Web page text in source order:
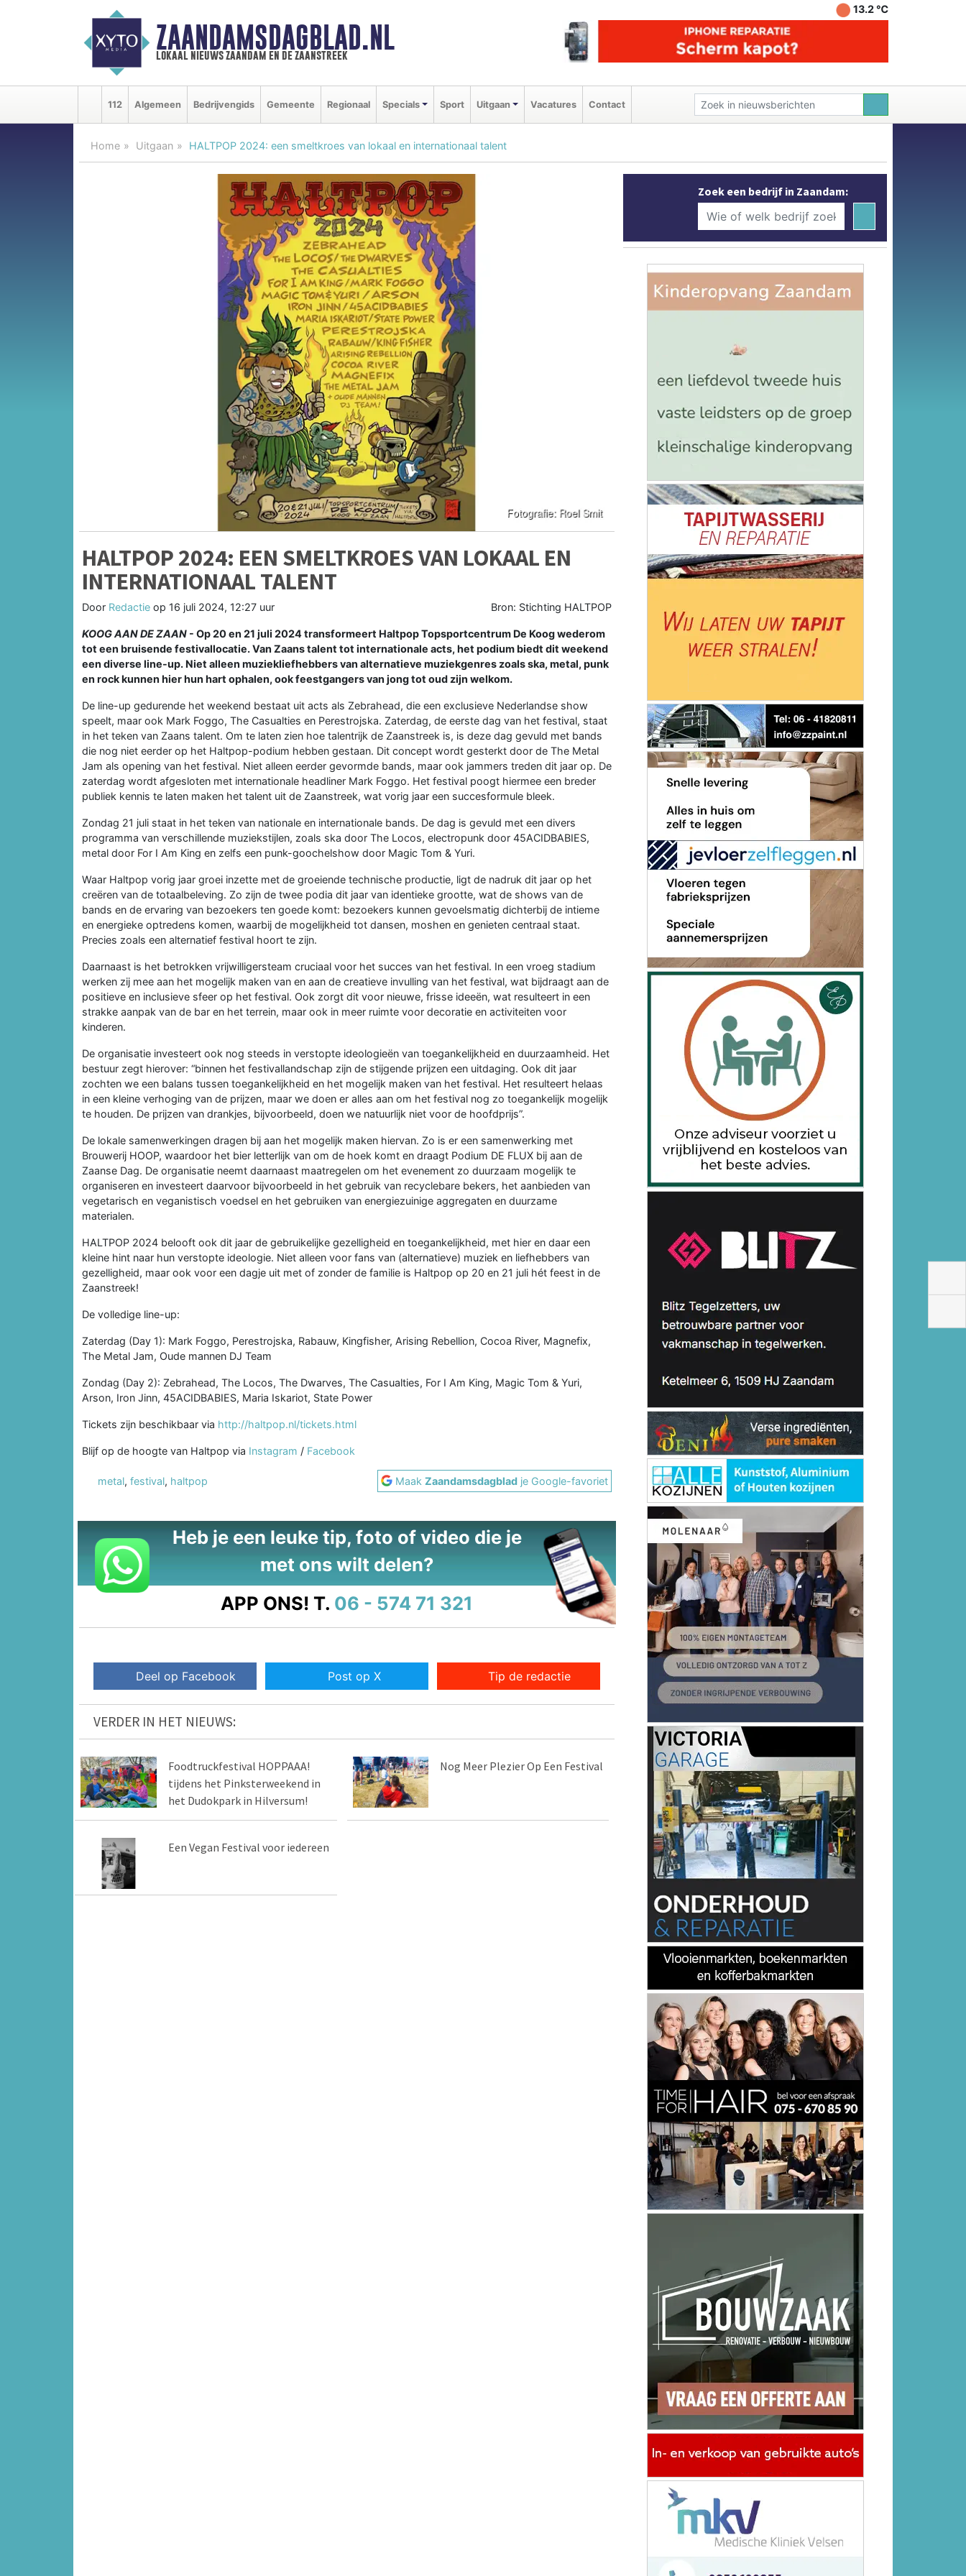
ZAANDAMSDAGBLAD.NL
lokaal nieuws zaandam en de zaanstreek
13.2 ℃
112 Algemeen Bedrijvengids Gemeente Regionaal Specials Sport Uitgaan Vacatures Contact
Home Uitgaan HALTPOP 2024: een smeltkroes van lokaal en internationaal talent
HALTPOP 2024: EEN SMELTKROES VAN LOKAAL EN
INTERNATIONAAL TALENT
Door Redactie op 16 juli 2024, 12:27 uur Bron: Stichting HALTPOP
KOOG AAN DE ZAAN - Op 20 en 21 juli 2024 transformeert Haltpop Topsportcentrum De Koog wederom
tot een bruisende festivallocatie. Van Zaans talent tot internationale acts, het podium biedt dit weekend
een diverse line-up. Niet alleen muziekliefhebbers van alternatieve muziekgenres zoals ska, metal, punk
en rock kunnen hier hun hart ophalen, ook feestgangers van jong tot oud zijn welkom.
De line-up gedurende het weekend bestaat uit acts als Zebrahead, die een exclusieve Nederlandse show
speelt, maar ook Mark Foggo, The Casualties en Perestrojska. Zaterdag, de eerste dag van het festival, staat
in het teken van Zaans talent. Om te laten zien hoe talentrijk de Zaanstreek is, is deze dag gevuld met bands
die nog niet eerder op het Haltpop-podium hebben gestaan. Dit concept wordt gesterkt door de The Metal
Jam als opening van het festival. Niet alleen eerder gevormde bands, maar ook jammers treden dit jaar op. De
zaterdag wordt afgesloten met internationale headliner Mark Foggo. Het festival poogt hiermee een breder
publiek kennis te laten maken het talent uit de Zaanstreek, wat vorig jaar een succesformule bleek.
Zondag 21 juli staat in het teken van nationale en internationale bands. De dag is gevuld met een divers
programma van verschillende muziekstijlen, zoals ska door The Locos, electropunk door 45ACIDBABIES,
metal door For I Am King en zelfs een punk-goochelshow door Magic Tom & Yuri.
Waar Haltpop vorig jaar groei inzette met de groeiende technische productie, ligt de nadruk dit jaar op het
creëren van de totaalbeleving. Zo zijn de twee podia dit jaar van identieke grootte, wat de shows van de
bands en de ervaring van bezoekers ten goede komt: bezoekers kunnen gevoelsmatig dichterbij de intieme
en energieke optredens komen, waarbij de mogelijkheid tot dansen, moshen en genieten centraal staat.
Precies zoals een alternatief festival hoort te zijn.
Daarnaast is het betrokken vrijwilligersteam cruciaal voor het succes van het festival. In een vroeg stadium
werken zij mee aan het mogelijk maken van en aan de creatieve invulling van het festival, wat bijdraagt aan de
positieve en inclusieve sfeer op het festival. Ook zorgt dit voor nieuwe, frisse ideeën, wat resulteert in een
strakke aanpak van de bar en het terrein, maar ook in meer ruimte voor decoratie en activiteiten voor
kinderen.
De organisatie investeert ook nog steeds in verstopte ideologieën van toegankelijkheid en duurzaamheid. Het
bestuur zegt hierover: “binnen het festivallandschap zijn de stijgende prijzen een uitdaging. Ook dit jaar
zochten we een balans tussen toegankelijkheid en het mogelijk maken van het festival. Het resulteert helaas
in een kleine verhoging van de prijzen, maar we doen er alles aan om het festival nog zo toegankelijk mogelijk
te houden. De prijzen van drankjes, bijvoorbeeld, doen we natuurlijk niet voor de hoofdprijs”.
De lokale samenwerkingen dragen bij aan het mogelijk maken hiervan. Zo is er een samenwerking met
Brouwerij HOOP, waardoor het bier letterlijk van om de hoek komt en draagt Podium DE FLUX bij aan de
Zaanse Dag. De organisatie neemt daarnaast maatregelen om het evenement zo duurzaam mogelijk te
organiseren en investeert daarvoor bijvoorbeeld in het gebruik van recyclebare bekers, het aanbieden van
vegetarisch en veganistisch voedsel en het gebruiken van energiezuinige aggregaten en duurzame
materialen.
HALTPOP 2024 belooft ook dit jaar de gebruikelijke gezelligheid en toegankelijkheid, met hier en daar een
kleine hint naar hun verstopte ideologie. Niet alleen voor fans van (alternatieve) muziek en liefhebbers van
gezelligheid, maar ook voor een dagje uit met of zonder de familie is Haltpop op 20 en 21 juli hét feest in de
Zaanstreek!
De volledige line-up:
Zaterdag (Day 1): Mark Foggo, Perestrojska, Rabauw, Kingfisher, Arising Rebellion, Cocoa River, Magnefix,
The Metal Jam, Oude mannen DJ Team
Zondag (Day 2): Zebrahead, The Locos, The Dwarves, The Casualties, For I Am King, Magic Tom & Yuri,
Arson, Iron Jinn, 45ACIDBABIES, Maria Iskariot, State Power
Tickets zijn beschikbaar via http://haltpop.nl/tickets.html
Blijf op de hoogte van Haltpop via Instagram / Facebook
metal, festival, haltpop MaakZaandamsdagblad je Google-favoriet
Heb je een leuke tip, foto of video die je
met ons wilt delen?
APP ONS! T. 06 - 574 71 321
Deel op Facebook Post op X Tip de redactie
VERDER IN HET NIEUWS:
Foodtruckfestival HOPPAAA!
tijdens het Pinksterweekend in
het Dudokpark in Hilversum!
Nog Meer Plezier Op Een Festival
Een Vegan Festival voor iedereen
Zoek een bedrijf in Zaandam: